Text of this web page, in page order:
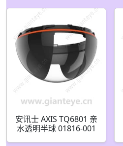
安讯士 AXIS TQ6801 亲
水透明半球 01816-001